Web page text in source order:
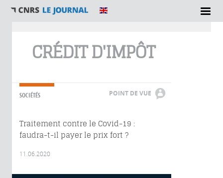
CRÉDIT D'IMPÔT
SOCIÉTÉS POINT DE VUE
Traitement contre le Covid-19 :
faudra-t-il payer le prix fort ?
11.06.2020